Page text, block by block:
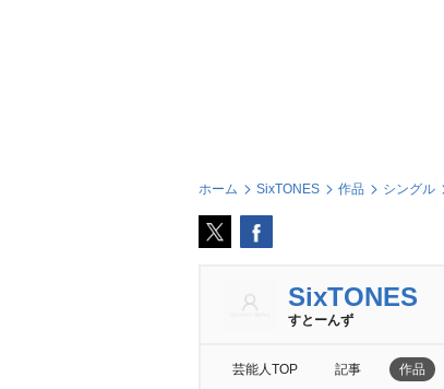
ホーム SixTONES 作品 シングル
SixTONES
すとーんず
芸能人TOP 記事 作品